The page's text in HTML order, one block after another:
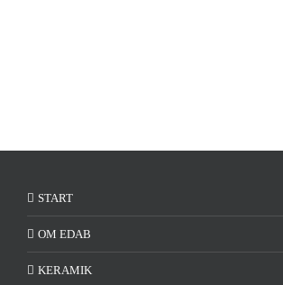
START
OM EDAB
KERAMIK